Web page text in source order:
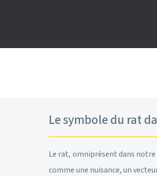
Le symbole du rat
Le rat, omniprésent dans
comme une nuisance, un